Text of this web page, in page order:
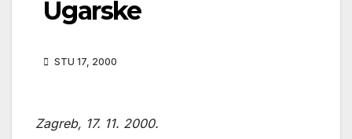
Ugarske
STU 17, 2000
Zagreb, 17. 11. 2000.